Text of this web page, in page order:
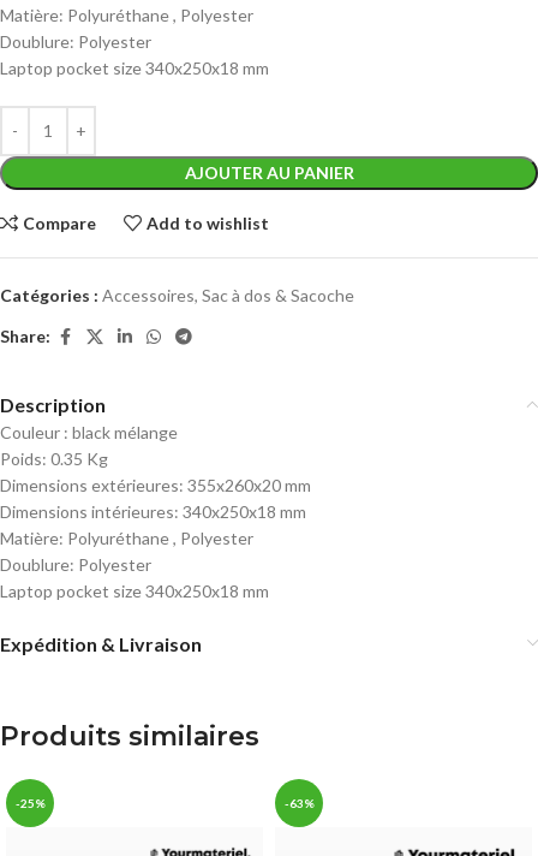
Matière: Polyuréthane , Polyester
Doublure: Polyester
Laptop pocket size 340x250x18 mm
AJOUTER AU PANIER
Compare Add to wishlist
Catégories : Accessoires, Sac à dos & Sacoche
Share:
Description
Couleur : black mélange
Poids: 0.35 Kg
Dimensions extérieures: 355x260x20 mm
Dimensions intérieures: 340x250x18 mm
Matière: Polyuréthane , Polyester
Doublure: Polyester
Laptop pocket size 340x250x18 mm
Expédition & Livraison
Produits similaires
-25% -63%